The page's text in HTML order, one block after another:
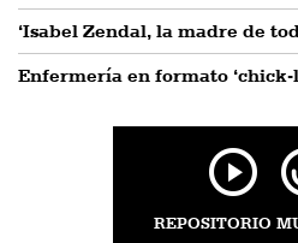
‘Isabel Zendal, la madre de
Enfermería en formato ‘chick-
REPOSITORIO